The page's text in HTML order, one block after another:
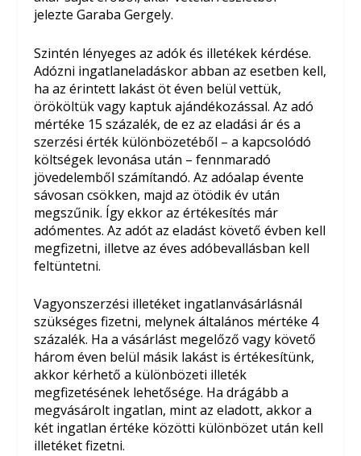
jelezte Garaba Gergely.
Szintén lényeges az adók és illetékek kérdése.
Adózni ingatlaneladáskor abban az esetben kell,
ha az érintett lakást öt éven belül vettük,
örököltük vagy kaptuk ajándékozással. Az adó
mértéke 15 százalék, de ez az eladási ár és a
szerzési érték különbözetéből – a kapcsolódó
költségek levonása után – fennmaradó
jövedelemből számítandó. Az adóalap évente
sávosan csökken, majd az ötödik év után
megszűnik. Így ekkor az értékesítés már
adómentes. Az adót az eladást követő évben kell
megfizetni, illetve az éves adóbevallásban kell
feltüntetni.
Vagyonszerzési illetéket ingatlanvásárlásnál
szükséges fizetni, melynek általános mértéke 4
százalék. Ha a vásárlást megelőző vagy követő
három éven belül másik lakást is értékesítünk,
akkor kérhető a különbözeti illeték
megfizetésének lehetősége. Ha drágább a
megvásárolt ingatlan, mint az eladott, akkor a
két ingatlan értéke közötti különbözet után kell
illetéket fizetni.